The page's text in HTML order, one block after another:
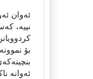
ئەوان
نییە،
بۆ
ئەوانە